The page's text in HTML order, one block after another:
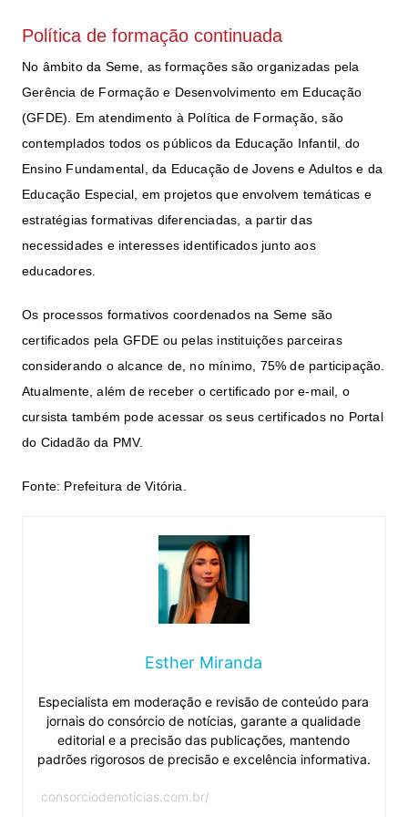
Política de formação continuada
No âmbito da Seme, as formações são organizadas pela
Gerência de Formação e Desenvolvimento em Educação
(GFDE). Em atendimento à Política de Formação, são
contemplados todos os públicos da Educação Infantil, do
Ensino Fundamental, da Educação de Jovens e Adultos e da
Educação Especial, em projetos que envolvem temáticas e
estratégias formativas diferenciadas, a partir das
necessidades e interesses identificados junto aos
educadores.
Os processos formativos coordenados na Seme são
certificados pela GFDE ou pelas instituições parceiras
considerando o alcance de, no mínimo, 75% de participação.
Atualmente, além de receber o certificado por e-mail, o
cursista também pode acessar os seus certificados no Portal
do Cidadão da PMV.
Fonte: Prefeitura de Vitória.
Esther Miranda
Especialista em moderação e revisão de conteúdo para
jornais do consórcio de notícias, garante a qualidade
editorial e a precisão das publicações, mantendo
padrões rigorosos de precisão e excelência informativa.
consorciodenoticias.com.br/